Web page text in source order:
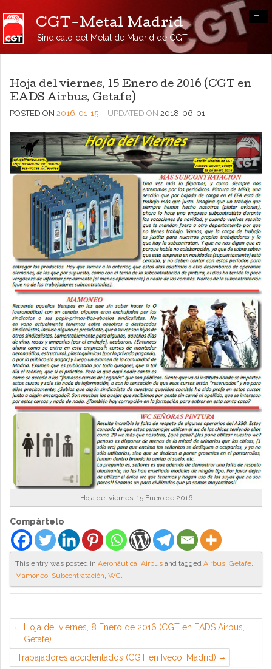
CGT-Metal Madrid
Sindicato del Metal de Madrid de CGT
-
Hoja del viernes, 15 Enero de 2016 (CGT en
EADS Airbus, Getafe)
POSTED ON 2016-01-15 UPDATED ON 2018-06-01
Hoja del viernes, 15 Enero de 2016
Compártelo
This entry was posted in Aeronáutica, Airbus and tagged Airbus, Getafe,
Mamoneo, Subcontratación, WC.
Hoja del viernes, 8 Enero de 2016 (CGT en EADS Airbus,
Getafe)
Trabajadores accidentados (CGT en Iveco, Madrid)